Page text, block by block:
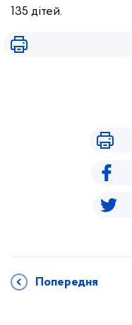
135 дітей.
Попередня